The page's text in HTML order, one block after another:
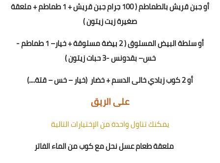
أو جبن قريش بالطماطم ( 100
جرام جبن قريش + 1 طماطم + ملعقة
صغيرة زيت زيتون )
أو سلطة البيض المسلوق ( 2 بيضة مسلوقة + خيار
–1 طماطم
-
خس– بقدونس -3حبات زيتون)
أو 2 كوب زبادي خالى الدسم
+خضار (خيار – خس – قتة....
)
على الريق
يمكنك تناول واحدة من الإختيارات التالية
ملعقة طعام عسل نحل مع كوب من الماء الفاتر